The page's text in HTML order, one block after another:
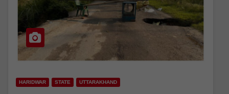
HARIDWAR STATE UTTARAKHAND